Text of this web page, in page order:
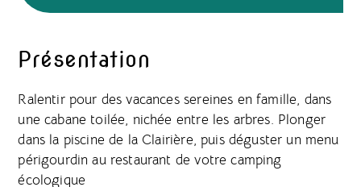
Présentation
Ralentir pour des vacances sereines en famille, dans
une cabane toilée, nichée entre les arbres. Plonger
dans la piscine de la Clairière, puis déguster un menu
périgourdin au restaurant de votre camping
écologique